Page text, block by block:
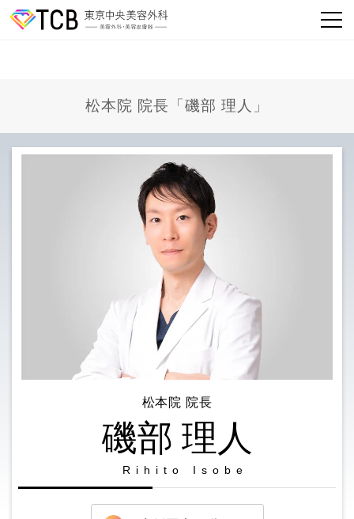
松本院 院長「磯部 理人」
松本院 院長
磯部 理人
Rihito Isobe